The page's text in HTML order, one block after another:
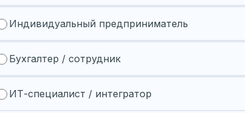
Индивидуальный предприниматель
Бухгалтер / сотрудник
ИТ-специалист / интегратор